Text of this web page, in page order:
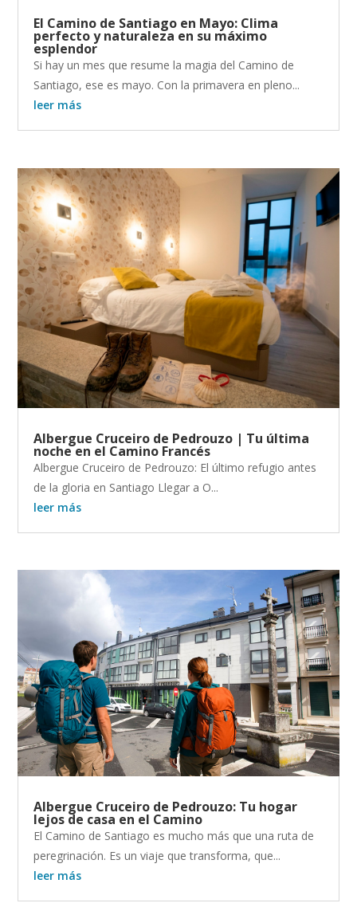
El Camino de Santiago en Mayo: Clima
perfecto y naturaleza en su máximo
esplendor
Si hay un mes que resume la magia del Camino de
Santiago, ese es mayo. Con la primavera en pleno...
leer más
Albergue Cruceiro de Pedrouzo | Tu última
noche en el Camino Francés
Albergue Cruceiro de Pedrouzo: El último refugio antes
de la gloria en Santiago Llegar a O...
leer más
Albergue Cruceiro de Pedrouzo: Tu hogar
lejos de casa en el Camino
El Camino de Santiago es mucho más que una ruta de
peregrinación. Es un viaje que transforma, que...
leer más